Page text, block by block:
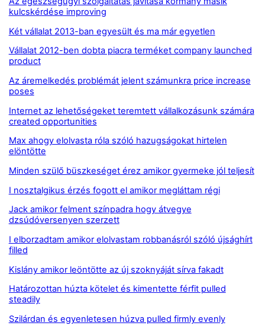
kulcskérdése improving
Két vállalat 2013-ban egyesült és ma már egyetlen
Vállalat 2012-ben dobta piacra terméket company launched
product
Az áremelkedés problémát jelent számunkra price increase
poses
Internet az lehetőségeket teremtett vállalkozásunk számára
created opportunities
Max ahogy elolvasta róla szóló hazugságokat hirtelen
elöntötte
Minden szülő büszkeséget érez amikor gyermeke jól teljesít
I nosztalgikus érzés fogott el amikor megláttam régi
Jack amikor felment színpadra hogy átvegye
dzsúdóversenyen szerzett
I elborzadtam amikor elolvastam robbanásról szóló újsághírt
filled
Kislány amikor leöntötte az új szoknyáját sírva fakadt
Határozottan húzta kötelet és kimentette férfit pulled
steadily
Szilárdan és egyenletesen húzva pulled firmly evenly